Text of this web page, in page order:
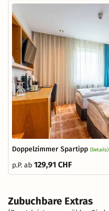
Doppelzimmer Spartipp (Details)
p.P. ab 129,91 CHF
Zubuchbare Extras